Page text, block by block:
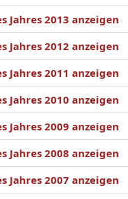
Jahres 2013 anzeigen
Jahres 2012 anzeigen
Jahres 2011 anzeigen
Jahres 2010 anzeigen
Jahres 2009 anzeigen
Jahres 2008 anzeigen
Jahres 2007 anzeigen